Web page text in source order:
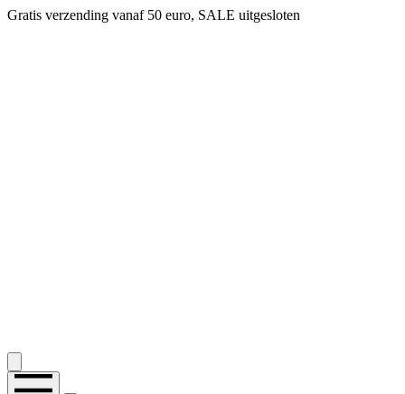
Gratis verzending vanaf 50 euro, SALE uitgesloten